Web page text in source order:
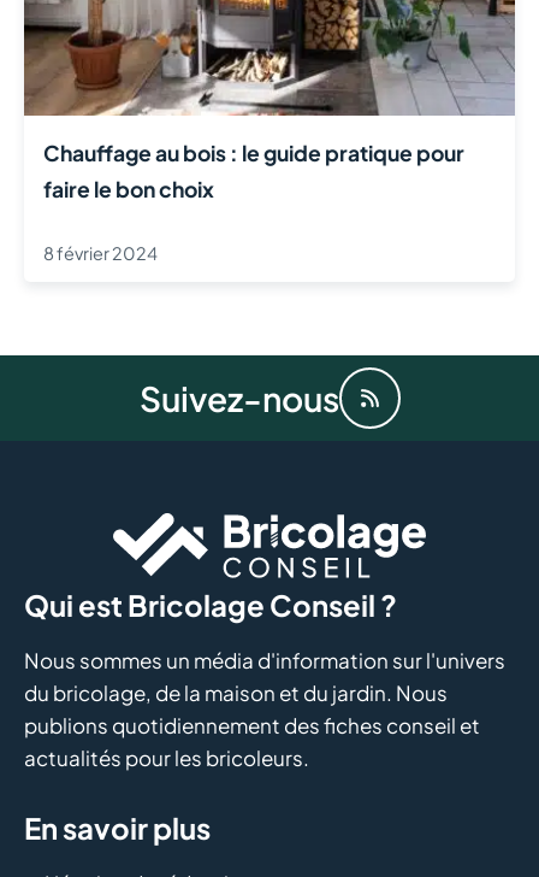
Chauffage au bois : le guide pratique pour
faire le bon choix
8 février 2024
Suivez-nous
Qui est Bricolage Conseil ?
Nous sommes un média d'information sur l'univers
du bricolage, de la maison et du jardin. Nous
publions quotidiennement des fiches conseil et
actualités pour les bricoleurs.
En savoir plus